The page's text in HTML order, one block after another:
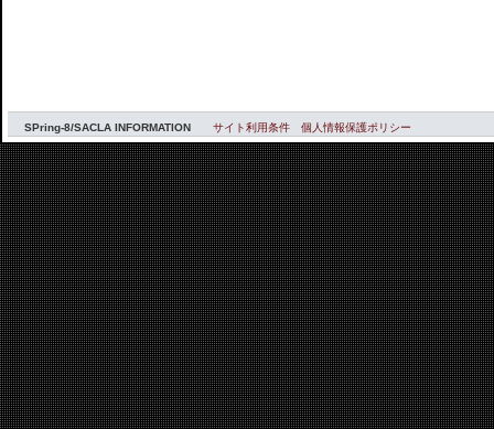
SPring-8/SACLA INFORMATION サイト利用条件 個人情報保護ポリシー